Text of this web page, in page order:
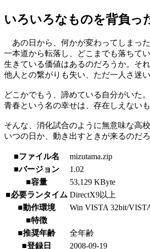
いろいろなものを背負っ
あの日から、何かが変わってしまった
一本道から転落し、どこまでも落ちて
生きている価値はあるのだろうか。そ
他人との繋がりも失い、ただ一人さ迷い
どこかでもう、諦めている自分がいた。
青春という名の幸せは、存在しえないも
そんな、消化試合のように無意味な高校
いつの日か、動き出すときが来るの
■ファイル名
mizutama.zip
■バージョン
1.02
■容量
53,129 KByte
■必要ランタイム DirectX9以上
■動作環境
Win VISTA 32bit/
■特徴
■推奨年齢
全年齢
■登録日
2008-09-19